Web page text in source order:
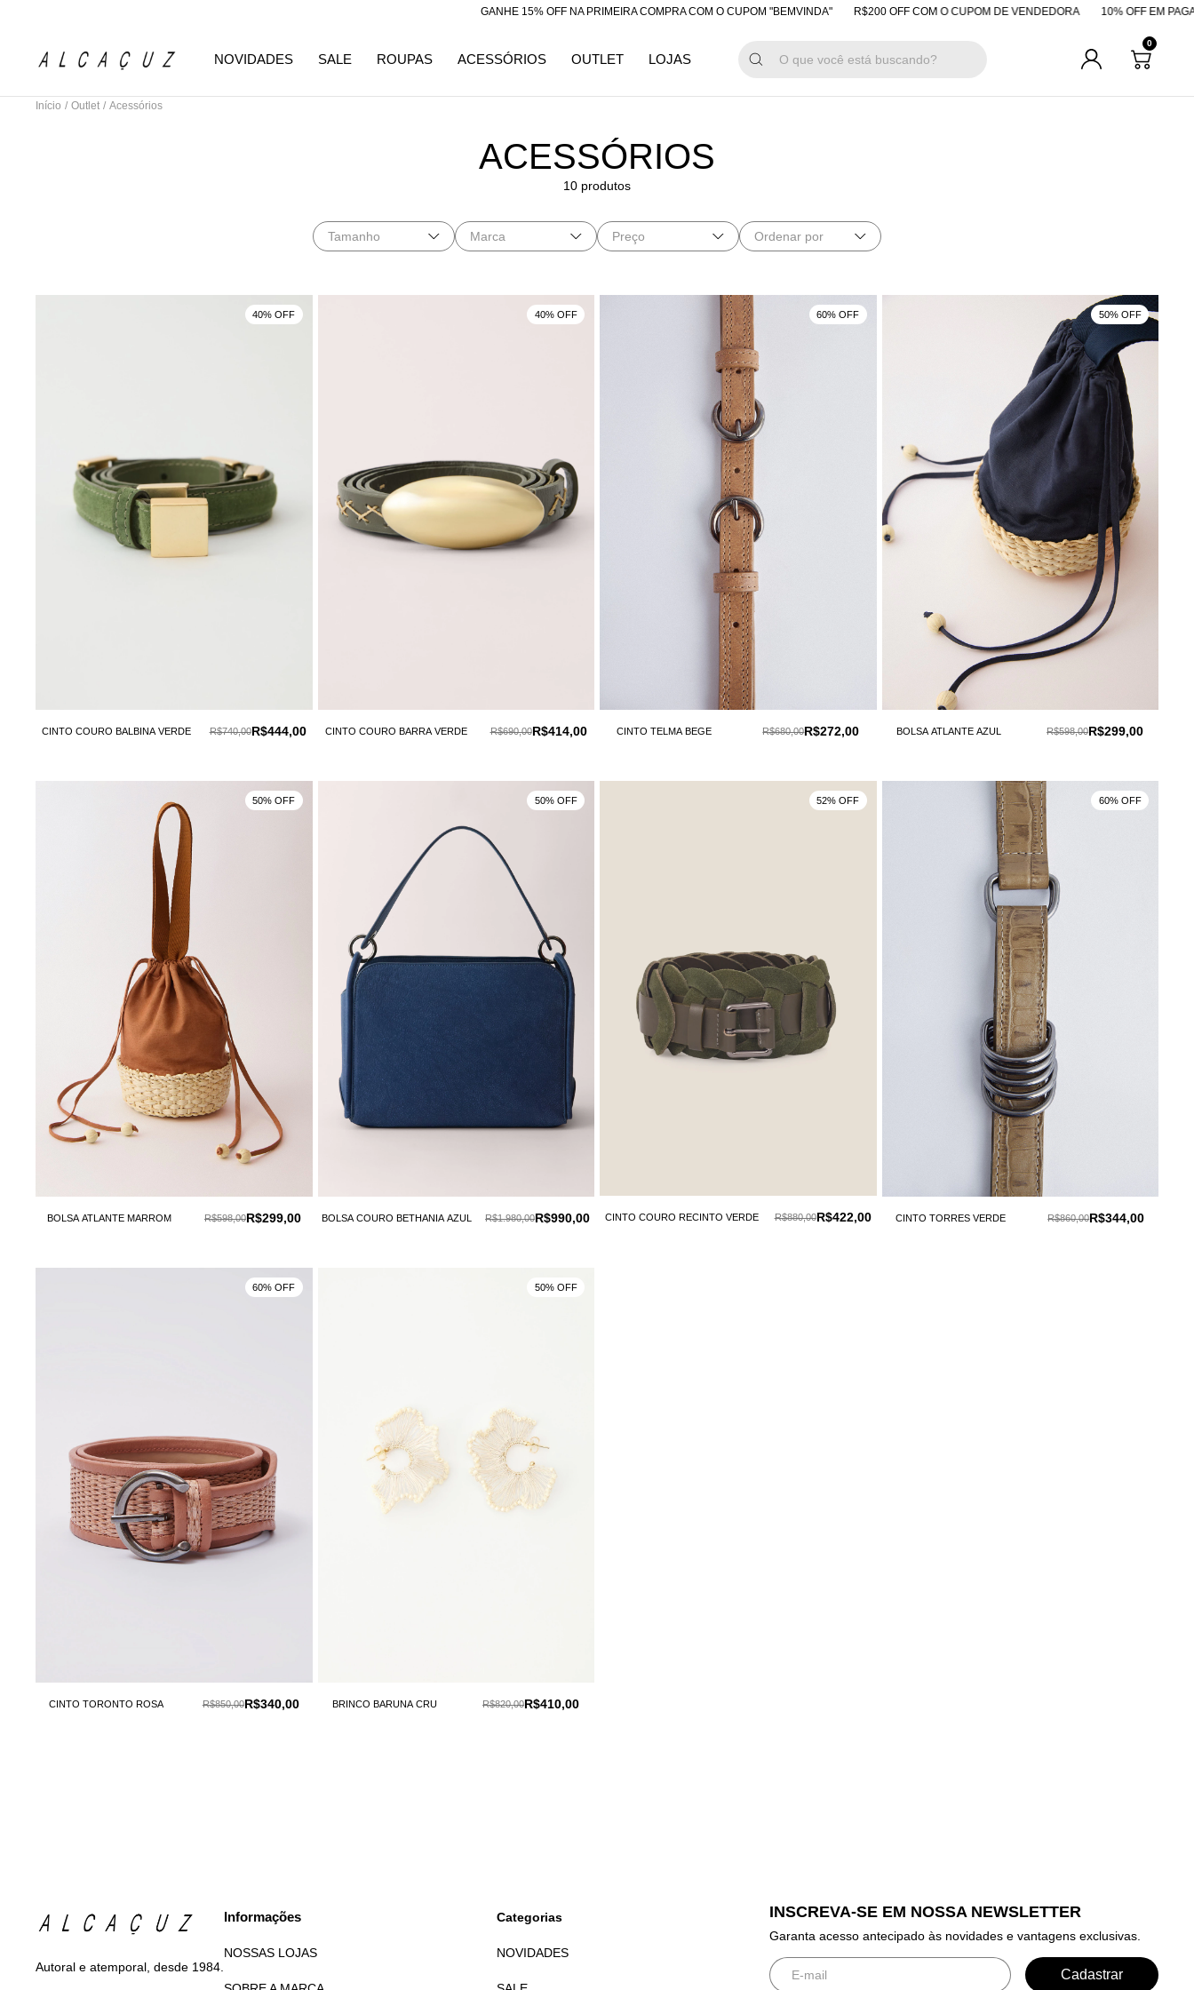
GANHE 15% OFF NA PRIMEIRA COMPRA COM O CUPOM "BEMVINDA" R$200 OFF COM O CUPOM DE VENDEDORA 10% OFF EM
NOVIDADES SALE ROUPAS ACESSÓRIOS OUTLET LOJAS
0
Início / Outlet / Acessórios
ACESSÓRIOS
10 produtos
Tamanho Marca Preço Ordenar por
CINTO COURO BALBINA VERDE R$444,00
R$740,00
40% OFF
CINTO COURO BARRA VERDE R$414,00
R$690,00
40% OFF
CINTO TELMA BEGE R$272,00
R$680,00
60% OFF
BOLSA ATLANTE AZUL R$299,00
R$598,00
50% OFF
BOLSA ATLANTE MARROM R$299,00
R$598,00
50% OFF
BOLSA COURO BETHANIA AZUL R$990,00
R$1.980,00
50% OFF
CINTO COURO RECINTO VERDE R$422,00
R$880,00
52% OFF
CINTO TORRES VERDE R$344,00
R$860,00
60% OFF
CINTO TORONTO ROSA R$340,00
R$850,00
60% OFF
BRINCO BARUNA CRU R$410,00
R$820,00
50% OFF
Autoral e atemporal, desde 1984.
Informações
NOSSAS LOJAS
Categorias
NOVIDADES
INSCREVA-SE EM NOSSA NEWSLETTER
Garanta acesso antecipado às novidades e vantagens exclusivas.